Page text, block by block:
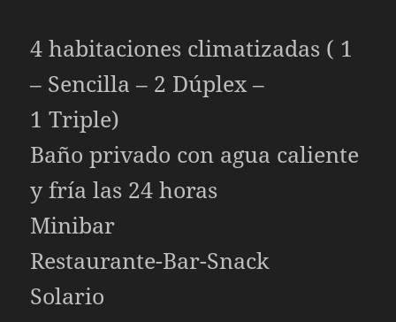
4 habitaciones climatizadas ( 1
– Sencilla – 2 Dúplex –
1 Triple)
Baño privado con agua caliente
y fría las 24 horas
Minibar
Restaurante-Bar-Snack
Solario